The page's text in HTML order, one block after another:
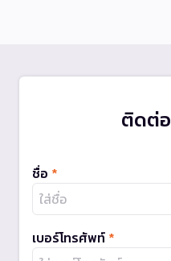
ติดต่อ
ชื่อ *
เบอร์โทรศัพท์ *